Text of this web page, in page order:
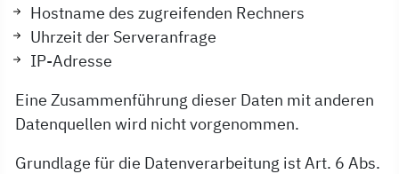
Hostname des zugreifenden Rechners
Uhrzeit der Serveranfrage
IP-Adresse
Eine Zusammenführung dieser Daten mit anderen
Datenquellen wird nicht vorgenommen.
Grundlage für die Datenverarbeitung ist Art. 6 Abs.